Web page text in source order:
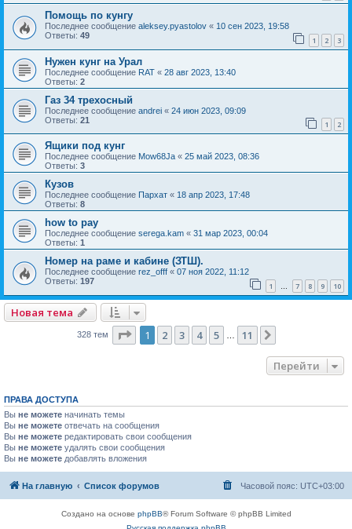
Помощь по кунгу
Последнее сообщение aleksey.pyastolov « 10 сен 2023, 19:58
Ответы: 49 1 2 3
Нужен кунг на Урал
Последнее сообщение RAT « 28 авг 2023, 13:40
Ответы: 2
Газ 34 трехосный
Последнее сообщение andrei « 24 июн 2023, 09:09
Ответы: 21 1 2
Ящики под кунг
Последнее сообщение Mow68Ja « 25 май 2023, 08:36
Ответы: 3
Кузов
Последнее сообщение Пархат « 18 апр 2023, 17:48
Ответы: 8
how to pay
Последнее сообщение serega.kam « 31 мар 2023, 00:04
Ответы: 1
Номер на раме и кабине (ЗТШ).
Последнее сообщение rez_offf « 07 ноя 2022, 11:12
Ответы: 197 1 … 7 8 9 10
Новая тема
328 тем Страница из 11
1 2 3 4 5 11
Перейти
ПРАВА ДОСТУПА
Вы не можете начинать темы
Вы не можете отвечать на сообщения
Вы не можете редактировать свои сообщения
Вы не можете удалять свои сообщения
Вы не можете добавлять вложения
На главную Список форумов Часовой пояс: UTC+03:00
Создано на основе phpBB® Forum Software © phpBB Limited